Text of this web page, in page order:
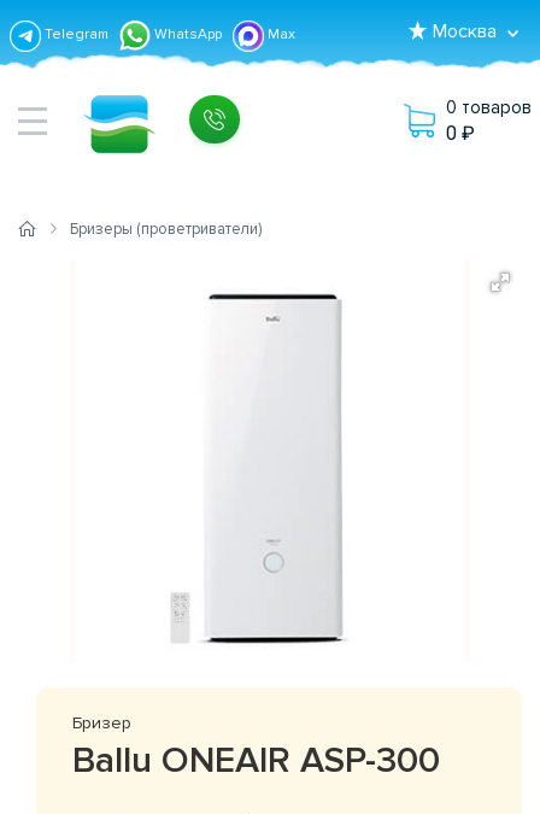
Telegram WhatsApp Max Москва
0 товаров
0
Бризеры (проветриватели)
Бризер
Ballu ONEAIR ASP-300